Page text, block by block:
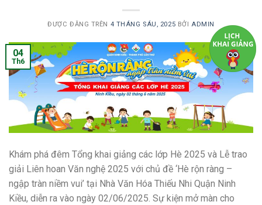
ĐƯỢC ĐĂNG TRÊN 4 THÁNG SÁU, 2025 BỞI ADMIN
04
Th6
Khám phá đêm Tổng khai giảng các lớp Hè 2025 và Lễ trao
giải Liên hoan Văn nghệ 2025 với chủ đề ‘Hè rộn ràng –
ngập tràn niềm vui’ tại Nhà Văn Hóa Thiếu Nhi Quận Ninh
Kiều, diễn ra vào ngày 02/06/2025. Sự kiện mở màn cho